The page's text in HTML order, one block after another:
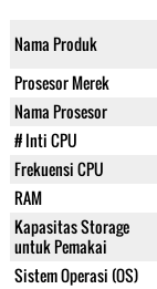
Nama Produk
Prosesor Merek
Nama Prosesor
# Inti CPU
Frekuensi CPU
RAM
Kapasitas Storage
untuk Pemakai
Sistem Operasi (OS)